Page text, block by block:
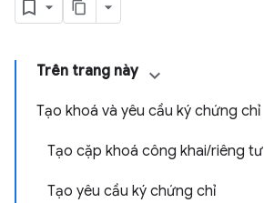
Trên trang này
Tạo khoá và yêu cầu ký chứng chỉ
Tạo cặp khoá công khai/riêng tư
Tạo yêu cầu ký chứng chỉ